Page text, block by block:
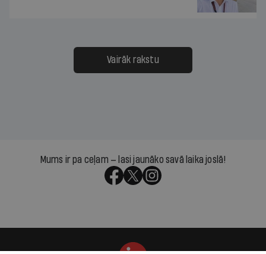
Vairāk rakstu
Mums ir pa ceļam — lasi jaunāko savā laika joslā!